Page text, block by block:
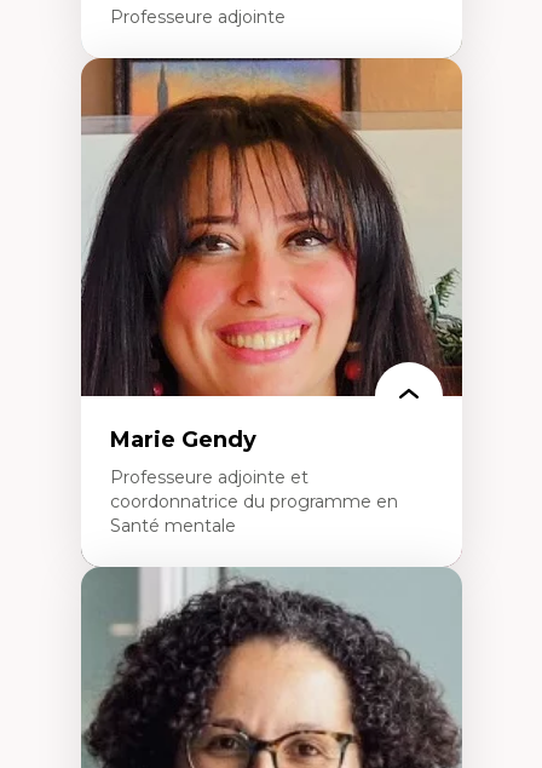
Professeure adjointe
Expertises
Les apports pédagogiques des théories de
l'affect, du posthumanisme, du féminisme
dans l'éducation aux sciences
L'apprentissage des sciences/STIM dans une
perspective socioécologique de care
L’insertion professionnelle des
enseignant.e.s
Marie Gendy
Professeure adjointe et
coordonnatrice du programme en
Santé mentale
Expertises
Neuropsychiatrie et neurosciences
Direction d'essais cliniques
Analyse des politiques et pratiques en santé
mentale
Développement de protocoles d'essais
cliniques
Collaboration interfonctionnelle